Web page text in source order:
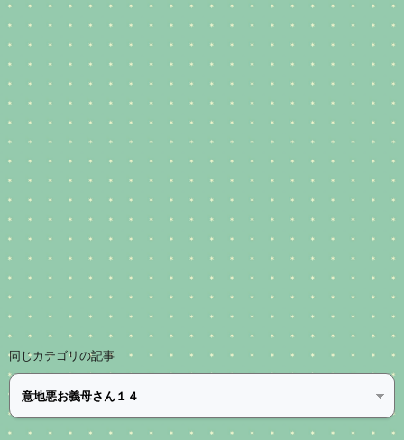
同じカテゴリの記事